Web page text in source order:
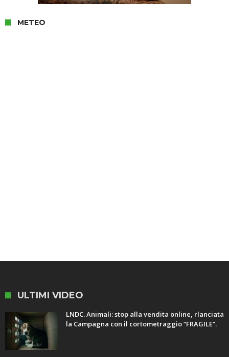
METEO
ULTIMI VIDEO
LNDC. Animali: stop alla vendita online, rlanciata
la Campagna con il cortometraggio “FRAGILE”.